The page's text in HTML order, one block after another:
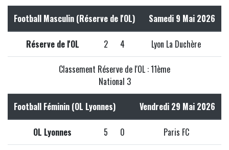
Football Masculin (Réserve de l'OL) Samedi 9 Mai 2026
Réserve de l'OL 2 4 Lyon La Duchère
Classement Réserve de l'OL : 11ème
National 3
Football Féminin (OL Lyonnes) Vendredi 29 Mai 2026
OL Lyonnes 5 0 Paris FC